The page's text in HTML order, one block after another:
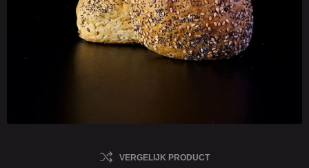
VERGELIJK PRODUCT